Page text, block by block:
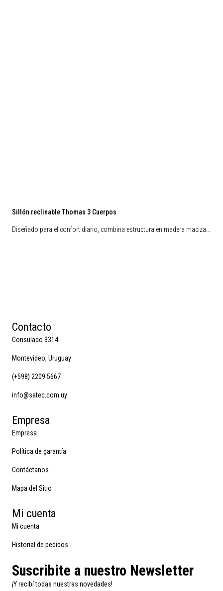
Sillón reclinable Thomas 3 Cuerpos
Diseñado para el confort diario, combina estructura en madera maciza…
Contacto
Consulado 3314
Montevideo, Uruguay
(+598) 2209 5667
info@satec.com.uy
Empresa
Empresa
Política de garantía
Contáctanos
Mapa del Sitio
Mi cuenta
Mi cuenta
Historial de pedidos
Suscribite a nuestro Newsletter
¡Y recibí todas nuestras novedades!